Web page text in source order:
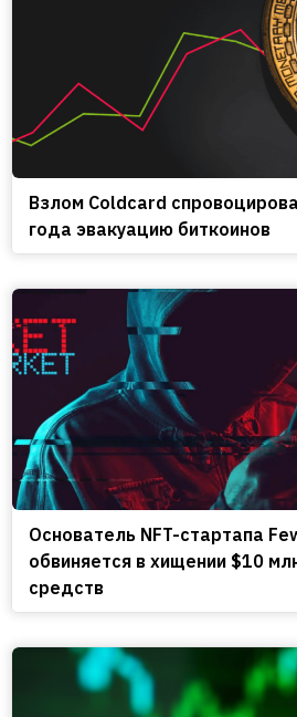
Взлом Coldcard
года эвакуацию биткоинов
Основатель NFT-стартапа
обвиняется в хищении $10
средств